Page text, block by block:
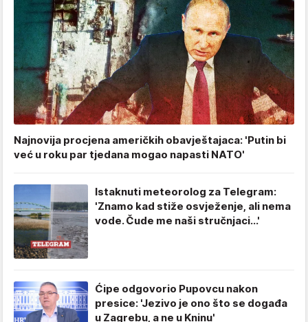
Najnovija procjena američkih obavještajaca: 'Putin bi
već u roku par tjedana mogao napasti NATO'
Istaknuti meteorolog za Telegram:
'Znamo kad stiže osvježenje, ali nema
vode. Čude me naši stručnjaci...'
Ćipe odgovorio Pupovcu nakon
presice: 'Jezivo je ono što se događa
u Zagrebu, a ne u Kninu'